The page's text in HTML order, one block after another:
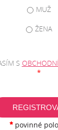
MUŽ
ŽENA
S
*
povinné